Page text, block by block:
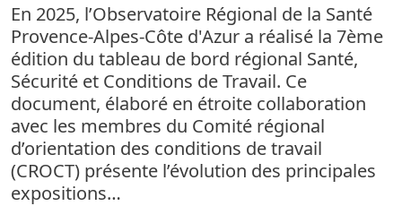
En 2025, l’Observatoire Régional de la Santé
Provence-Alpes-Côte d'Azur a réalisé la 7ème
édition du tableau de bord régional Santé,
Sécurité et Conditions de Travail. Ce
document, élaboré en étroite collaboration
avec les membres du Comité régional
d’orientation des conditions de travail
(CROCT) présente l’évolution des principales
expositions…